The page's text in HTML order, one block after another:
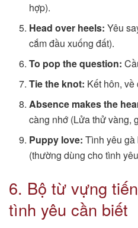
hợp).
Head over heels: Yêu
cắm đầu xuống đất).
To pop the question:
Tie the knot: Kết hôn, về
Absence makes the
càng nhớ (Lửa thử vàng,
Puppy love: Tình yêu gà
(thường dùng cho tình
6. Bộ từ vựng
tình yêu cần biết